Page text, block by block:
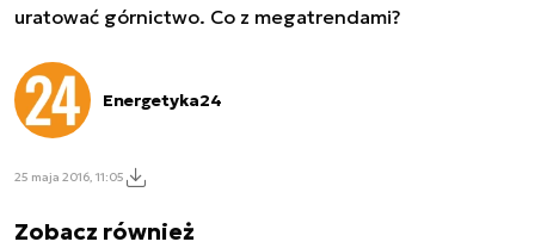
uratować górnictwo. Co z megatrendami?
Energetyka24
25 maja 2016, 11:05
Zobacz również